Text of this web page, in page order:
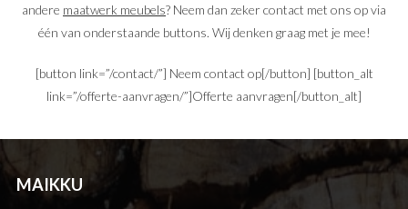
andere maatwerk meubels? Neem dan zeker contact met ons op via
één van onderstaande buttons. Wij denken graag met je mee!
[button link=”/contact/”] Neem contact op[/button] [button_alt
link=”/offerte-aanvragen/”]Offerte aanvragen[/button_alt]
MAIKKU